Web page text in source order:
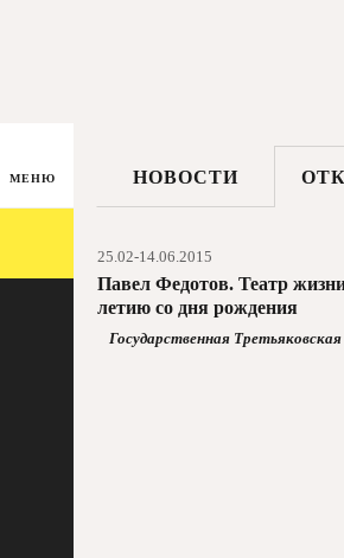
НОВОСТИ
25.02-14.06.2015
Павел Федотов. Театр
летию со дня рождения
Государственная Третьяковская
МЕНЮ